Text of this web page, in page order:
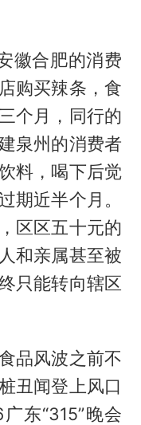
徽合肥的消费
购买辣条，食
个月，同行的
泉州的消费者
料，喝下后觉
期近半个月。
区区五十元的
和亲属甚至被
只能转向辖区
品风波之前不
丑闻登上风口
东“315”晚会